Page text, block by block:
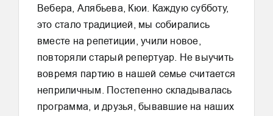
Вебера, Алябьева, Кюи. Каждую субботу,
это стало традицией, мы собирались
вместе на репетиции, учили новое,
повторяли старый репертуар. Не выучить
вовремя партию в нашей семье считается
неприличным. Постепенно складывалась
программа, и друзья, бывавшие на наших